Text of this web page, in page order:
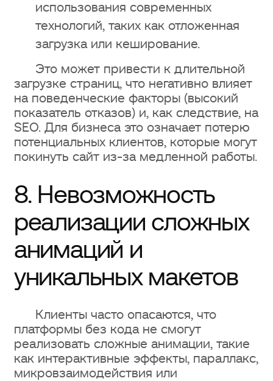
использования современных
технологий, таких как отложенная
загрузка или кеширование.
Это может привести к длительной
загрузке страниц, что негативно влияет
на поведенческие факторы (высокий
показатель отказов) и, как следствие, на
SEO. Для бизнеса это означает потерю
потенциальных клиентов, которые могут
покинуть сайт из-за медленной работы.
8. Невозможность
реализации сложных
анимаций и
уникальных макетов
Клиенты часто опасаются, что
платформы без кода не смогут
реализовать сложные анимации, такие
как интерактивные эффекты, параллакс,
микровзаимодействия или